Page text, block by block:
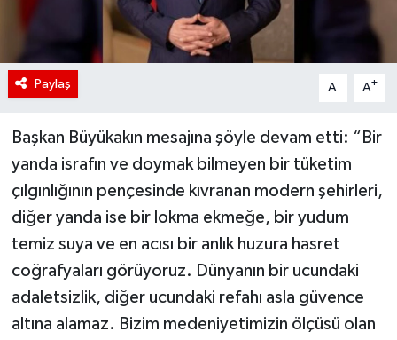
Paylaş A- A+
Başkan Büyükakın mesajına şöyle devam etti: “Bir
yanda israfın ve doymak bilmeyen bir tüketim
çılgınlığının pençesinde kıvranan modern şehirleri,
diğer yanda ise bir lokma ekmeğe, bir yudum
temiz suya ve en acısı bir anlık huzura hasret
coğrafyaları görüyoruz. Dünyanın bir ucundaki
adaletsizlik, diğer ucundaki refahı asla güvence
altına alamaz. Bizim medeniyetimizin ölçüsü olan